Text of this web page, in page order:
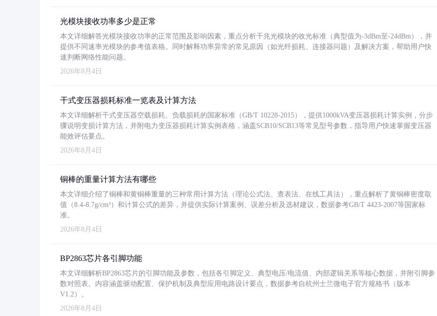
光模块接收功率多少是正常
本文详细解答光模块接收功率的正常范围及影响因素，重点分析千兆光模块的收光标准（典型值为-3dBm至-24dBm），并
提供不同速率光模块的参考值表格。同时解释功率异常的常见原因（如光纤损耗、连接器问题）及解决方案，帮助用户快
速判断网络性能问题。
2026年8月4日
干式变压器损耗标准一览表及计算方法
本文详细解析干式变压器空载损耗、负载损耗的国家标准（GB/T 10228-2015），提供1000kVA变压器损耗计算实例，分步
骤说明变损计算方法，并附电力变压器损耗计算实例表格，涵盖SCB10/SCB13等常见型号参数，指导用户快速掌握变压器
能效评估要点。
2026年8月4日
铜棒的重量计算方法有哪些
本文详细介绍了铜棒和黄铜棒重量的三种常用计算方法（理论公式法、查表法、在线工具法），重点解析了黄铜棒密度取
值（8.4-8.7g/cm³）和计算公式的差异，并提供实际计算案例、误差分析及选材建议，数据参考GB/T 4423-2007等国家标
准。
2026年8月4日
BP2863芯片各引脚功能
本文详细解析BP2863芯片的引脚功能及参数，包括各引脚定义、典型电压/电流值、内部逻辑关系等核心数据，并附引脚参
数对照表。内容涵盖驱动配置、保护机制及典型应用电路设计要点，数据参考自杭州士兰微电子官方规格书（版本
V1.2）。
2026年8月4日